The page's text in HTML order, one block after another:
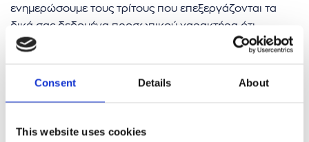
Consent Details About
This website uses cookies
ενημερώσουμε τους τρίτους που επεξεργάζονται τα
δικά σας δεδομένα προσωπικού χαρακτήρα ότι
απαιτείτε και ζητήσατε από αυτούς τη διαγραφή τυχόν
αναπαραγωγών των εν λόγω δεδομένων προσωπικού
περιορισμό της επεξεργασίας σύμφωνα με το άρθρο 18